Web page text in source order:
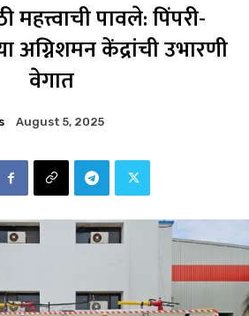
महत्त्वाची पावले: पिंपरी-
अग्निशमन केंद्रांची उभारणी
वेगात
August 5, 2025